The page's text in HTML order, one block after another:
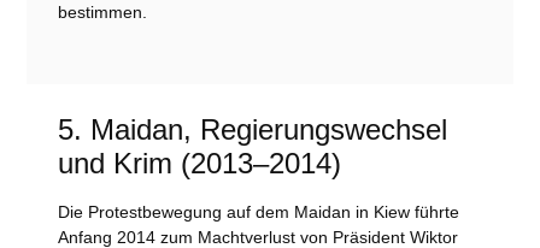
bestimmen.
5. Maidan, Regierungswechsel
und Krim (2013–2014)
Die Protestbewegung auf dem Maidan in Kiew führte
Anfang 2014 zum Machtverlust von Präsident Wiktor